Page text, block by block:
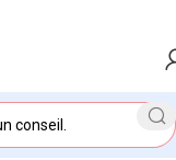
Noir – Rangement